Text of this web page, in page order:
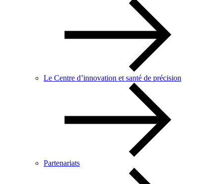
Le Centre d’innovation et santé de précision
Partenariats